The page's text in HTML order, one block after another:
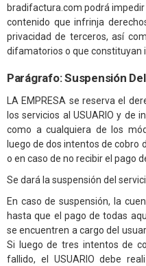
bradifactura.com podrá
contenido que infrinja
privacidad de terceros, así
difamatorios o que constituyan
Parágrafo: Suspensión
LA EMPRESA se reserva el
los servicios al USUARIO y de
como a cualquiera de los
luego de dos intentos de cobro
o en caso de no recibir el pago
Se dará la suspensión del
En caso de suspensión, la
hasta que el pago de todas
se encuentren a cargo del
Si luego de tres intentos de
fallido, el USUARIO debe